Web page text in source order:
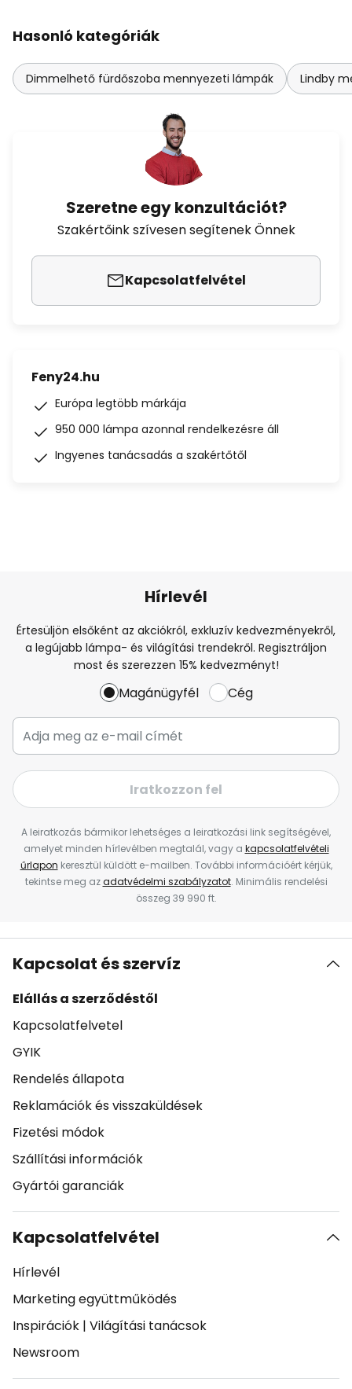
Hasonló kategóriák
Dimmelhető fürdőszoba mennyezeti lámpák Lindby
Szeretne egy konzultációt?
Szakértőink szívesen segítenek Önnek
Kapcsolatfelvétel
Feny24.hu
Európa legtöbb márkája
950 000 lámpa azonnal rendelkezésre áll
Ingyenes tanácsadás a szakértőtől
Hírlevél
Értesüljön elsőként az akciókról, exkluzív kedvezményekről,
a legújabb lámpa- és világítási trendekről. Regisztráljon
most és szerezzen 15% kedvezményt!
Magánügyfél Cég
Iratkozzon fel
A leiratkozás bármikor lehetséges a leiratkozási link segítségével,
amelyet minden hírlevélben megtalál, vagy a kapcsolatfelvételi
űrlapon keresztül küldött e-mailben. További információért kérjük,
tekintse meg azadatvédelmi szabályzatot. Minimális rendelési
összeg 39 990 ft.
Kapcsolat és szervíz
Elállás a szerződéstől
Kapcsolatfelvetel
GYIK
Rendelés állapota
Reklamációk és visszaküldések
Fizetési módok
Szállítási információk
Gyártói garanciák
Kapcsolatfelvétel
Hírlevél
Marketing együttműködés
Inspirációk | Világítási tanácsok
Newsroom